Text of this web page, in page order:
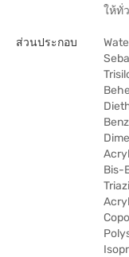
ให้ทั่
ส่วนประกอบ
Bis-